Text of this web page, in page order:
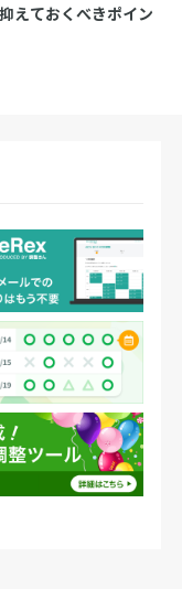
えておくべきポイン